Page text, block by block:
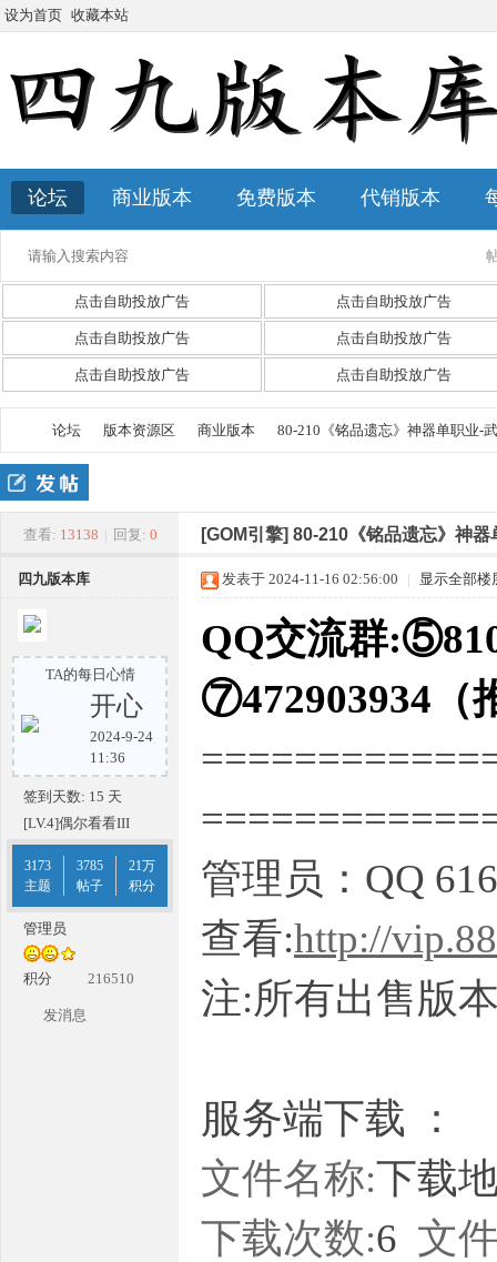
设为首页 收藏本站
论坛 商业版本 免费版本 代销版本
点击自助投放广告 点击自助投放广告
点击自助投放广告 点击自助投放广告
点击自助投放广告 点击自助投放广告
九
»
论坛 版本资源区 商业版本
›
80-210《铭品遗忘》神器单职业-
查看: 13138 | 回复: 0 [GOM引擎] 80-210《铭品遗忘》神
四九版本库
TA的每日心情
开心
2024-9-24
11:36
签到天数: 15 天
[LV.4]偶尔看看III
3173
主题
3785
帖子
21万
积分
管理员
积分 216510
发消息
发表于 2024-11-16 02:56:00 | 显示全部楼
QQ交流群
⑦472903934（
管理员：QQ
查看:http://
注:所有出售版
服务端下载 ：
文件名称:下载
下载次数:6 文